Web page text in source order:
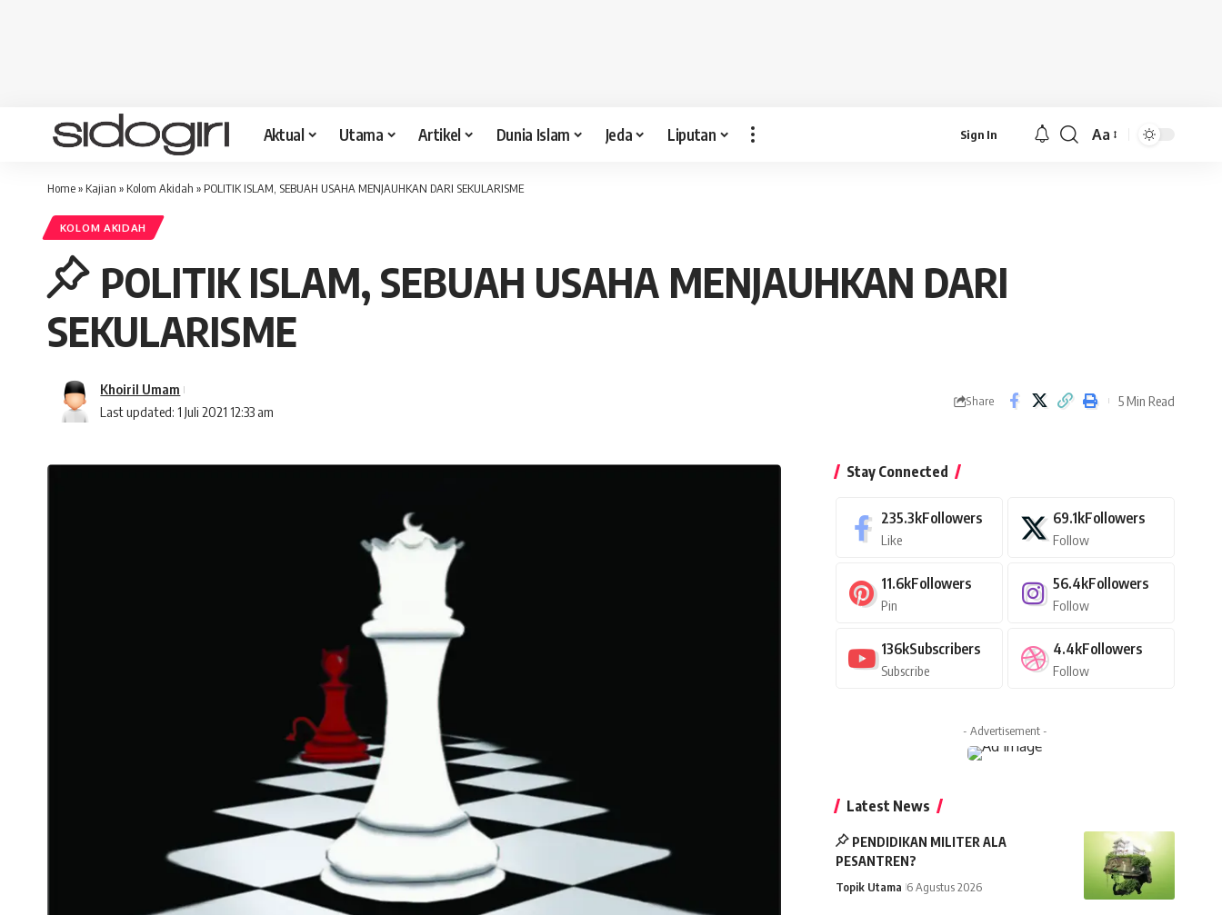
Aktual Utama Artikel Dunia Islam Jeda Liputan Sign In
Font
Aa
Home» Kajian » Kolom Akidah » POLITIK ISLAM, SEBUAH USAHA MENJAUHKAN DARI SEKULARISME
KOLOM AKIDAH
POLITIK ISLAM, SEBUAH USAHA MENJAUHKAN DARI
SEKULARISME
Last updated: 1 Juli 2021 12:33 am
Khoiril Umam
Share 5 Min Read
Stay Connected
235.3kFollowers
Like
69.1kFollowers
Follow
11.6kFollowers
Pin
56.4kFollowers
Follow
136kSubscribers
Subscribe
4.4kFollowers
Follow
- Advertisement -
Latest News
PENDIDIKAN MILITER ALA
PESANTREN?
Topik Utama 6 Agustus 2026